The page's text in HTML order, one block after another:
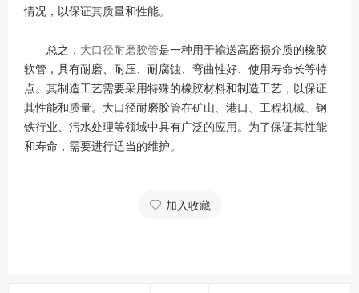
情况，以保证其质量和性能。
总之， 大口径耐磨胶管是一种用于输送高磨损介质的橡胶
软管，具有耐磨、耐压、耐腐蚀、弯曲性好、使用寿命长等特
点。其制造工艺需要采用特殊的橡胶材料和制造工艺，以保证
其性能和质量。大口径耐磨胶管在矿山、港口、工程机械、钢
铁行业、污水处理等领域中具有广泛的应用。为了保证其性能
和寿命，需要进行适当的维护。
加入收藏